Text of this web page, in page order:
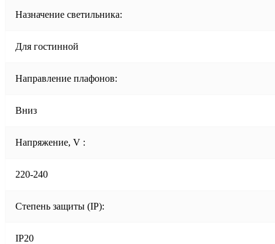
Назначение светильника:
Для гостинной
Направление плафонов:
Вниз
Напряжение, V :
220-240
Степень защиты (IP):
IP20